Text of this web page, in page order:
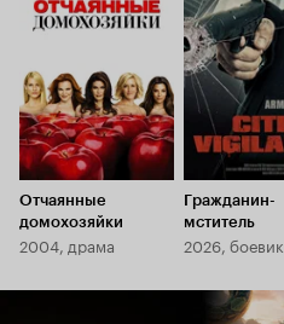
8.3
Отчаянные
домохозяйки
2004, драма
6.3
Гражданин-
мститель
2026, боевик